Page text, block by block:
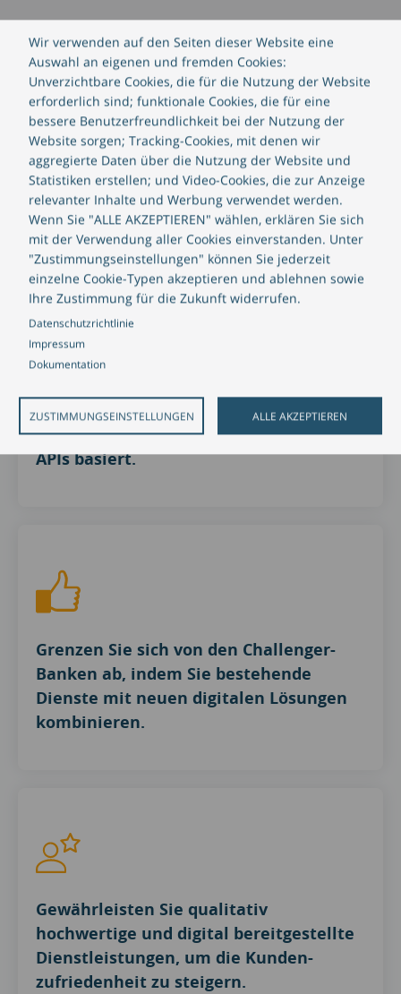
Wir verwenden auf den Seiten dieser Website eine
Auswahl an eigenen und fremden Cookies:
Unverzichtbare Cookies, die für die Nutzung der Website
erforderlich sind; funktionale Cookies, die für eine
bessere Benutzerfreundlichkeit bei der Nutzung der
Website sorgen; Tracking-Cookies, mit denen wir
aggregierte Daten über die Nutzung der Website und
Statistiken erstellen; und Video-Cookies, die zur Anzeige
relevanter Inhalte und Werbung verwendet werden.
Wenn Sie "ALLE AKZEPTIEREN" wählen, erklären Sie sich
mit der Verwendung aller Cookies einverstanden. Unter
"Zustimmungseinstellungen" können Sie jederzeit
einzelne Cookie-Typen akzeptieren und ablehnen sowie
Ihre Zustimmung für die Zukunft widerrufen.
Datenschutzrichtlinie
Impressum
Dokumentation
ZUSTIMMUNGSEINSTELLUNGEN ALLE AKZEPTIEREN
Jetzt kontaktieren
Die digitale Transformation
Sie ein Connected-Commerce-
Ökosystem erschaffen, dass auf offenen
APIs basiert.
Grenzen Sie sich von den Challenger-
Banken ab, indem Sie bestehende
Dienste mit neuen digitalen Lösungen
kombinieren.
Gewährleisten Sie qualitativ
hochwertige und digital bereitgestellte
Dienstleistungen, um die Kunden-
zufriedenheit zu steigern.